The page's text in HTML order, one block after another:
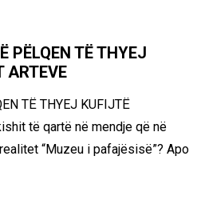
PËLQEN TË THYEJ
ARTEVE
TË THYEJ KUFIJTË
të qartë në mendje që në
“Muzeu i pafajësisë”? Apo